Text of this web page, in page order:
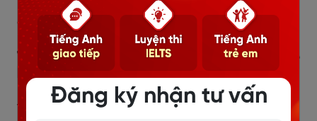
học uy tín, được nhiều phụ huynh lựa chọn để hỗ trợ
con trong hành trình học tiếng Anh online lớp 5.
1. Khóa học tiếng Anh online cho bé
lớp 5 - Langmaster
Với nhiều phụ huynh, việc cho con học tiếng Anh
Đăng ký nhận tư vấn